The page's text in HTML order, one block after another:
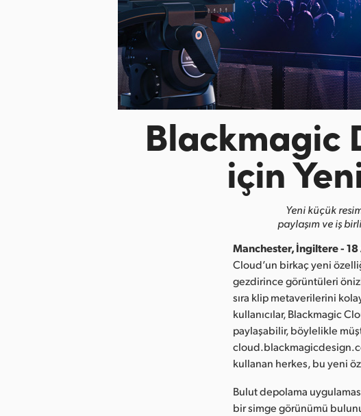
Blackmagic
için
Yeni küçük
paylaşım ve iş
Manchester, İngiltere -
Cloud’un birkaç yeni
gezdirince görüntüleri
sıra klip metaverilerini
kullanıcılar, Blackmagic
paylaşabilir, böylelikle
kullanan herkes, bu yeni
Bulut depolama
bir simge görünümü